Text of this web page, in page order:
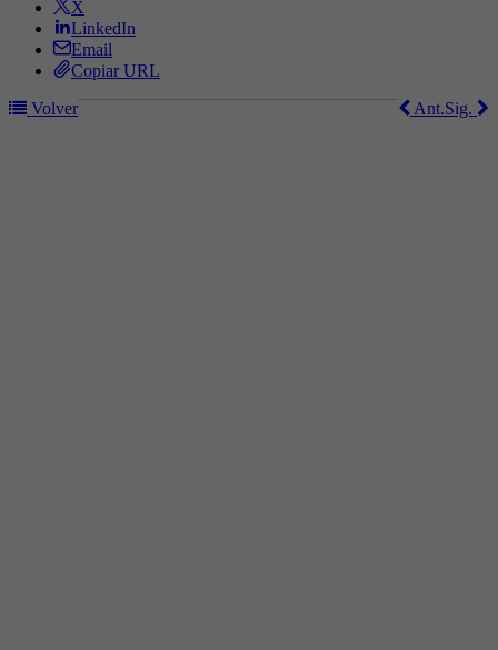
X
LinkedIn
Email
Copiar URL
Volver
Sig.
Ant.